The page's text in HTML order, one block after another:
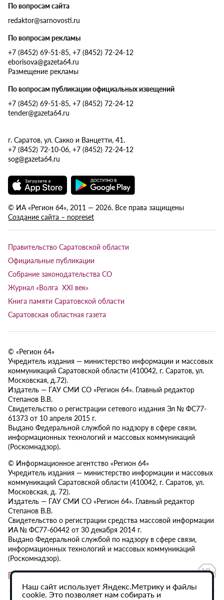
По вопросам сайта
redaktor@sarnovosti.ru
По вопросам рекламы
+7 (8452) 69-51-85, +7 (8452) 72-24-12
eborisova@gazeta64.ru
Размещение рекламы
По вопросам публикации официальных извещений
+7 (8452) 69-51-85, +7 (8452) 72-24-12
tender@gazeta64.ru
г. Саратов, ул. Сакко и Ванцетти, 41.
+7 (8452) 72-10-06, +7 (8452) 72-24-12
sog@gazeta64.ru
© ИА «Регион 64», 2011 — 2026. Все права защищены
Создание сайта – nopreset
Правительство Саратовской области
Официальные публикации
Собрание законодательства СО
Журнал «Волга XXI век»
Книга памяти Саратовской области
Саратовская областная газета
© «Регион 64»
Учредитель издания — министерство информации и массовых
коммуникаций Саратовской области (410042, г. Саратов, ул.
Московская, д.72).
Издатель — ГАУ СМИ СО «Регион 64». Главный редактор
Степанов В.В.
Свидетельство о регистрации сетевого издания Эл № ФС77-
61373 от 10 апреля 2015 г.
Выдано Федеральной службой по надзору в сфере связи,
информационных технологий и массовых коммуникаций
(Роскомнадзор).
© Информационное агентство «Регион 64»
Учредитель издания — министерство информации и массовых
коммуникаций Саратовской области (410042, г. Саратов, ул.
Московская, д. 72).
Издатель — ГАУ СМИ СО «Регион 64». Главный редактор
Степанов В.В.
Свидетельство о регистрации средства массовой информации
ИА № ФС77-60442 от 30 декабря 2014 г.
Выдано Федеральной службой по надзору в сфере связи,
информационных технологий и массовых коммуникаций
(Роскомнадзор).
Политика в отношении обработки персональных данных
Наш сайт использует Яндекс.Метрику и файлы
cookie. Это позволяет нам собирать и